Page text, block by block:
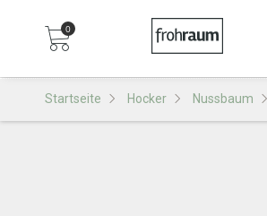
0
Startseite Hocker Nussbaum